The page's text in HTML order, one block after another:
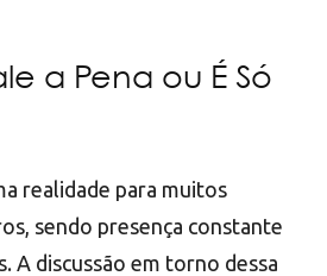
a Pena ou É Só
realidade para muitos
sendo presença constante
A discussão em torno dessa